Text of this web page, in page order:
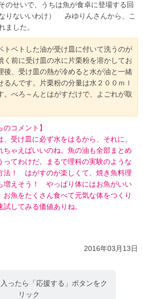
せいで、うちは魚が食卓に登場する回
りないいわけ） みゆりんさんから、こ
ました。
ベトした油が受け皿に付いて洗うのが
く前に受け皿の水に片栗粉を溶かしてお
後、受け皿の熱が冷めると水が油と一緒
るんです。片栗粉の分量は水２００ｍｌ
。べろ～んとはがすだけで、よごれが取
のコメント】
、受け皿に必ず水をはるから、それに、
ちゃえばいいのね。魚の油も全部まとめ
ってわけだ。まるで理科の実験のような
法！ はがすのが楽しくて、焼き魚料理
増えそう！ やっぱり体にはお魚がいい
お魚をたくさん食べて元気な体をつくり
試してみる価値ありね。
2016年03月13日
ったら「応援する」ボタンをク
リック